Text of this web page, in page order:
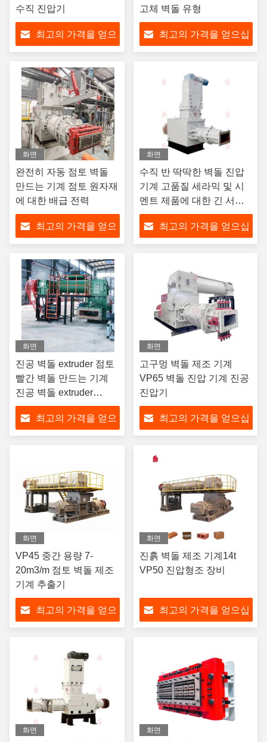
수직 진압기
최고의 가격을 얻으
고체 벽돌 유형
최고의 가격을 얻으십
화면
완전히 자동 점토 벽돌
만드는 기계 점토 원자재
에 대한 배급 전력
최고의 가격을 얻으
화면
수직 반 딱딱한 벽돌 진압
기계 고품질 세라믹 및 시
멘트 제품에 대한 긴 서비
스 수명 및 낮은 유지 보수
비용
최고의 가격을 얻으십
화면
진공 벽돌 extruder 점토
빨간 벽돌 만드는 기계
진공 벽돌 extruder
extruding 형성 장비
최고의 가격을 얻으
화면
고구멍 벽돌 제조 기계
VP65 벽돌 진압 기계 진공
진압기
최고의 가격을 얻으십
화면
VP45 중간 용량 7-
20m3/m 점토 벽돌 제조
기계 추출기
최고의 가격을 얻으
화면
진흙 벽돌 제조 기계14t
VP50 진압형조 장비
최고의 가격을 얻으십
화면 화면